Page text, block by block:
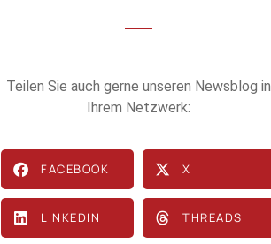
Teilen Sie auch gerne unseren Newsblog in
Ihrem Netzwerk:
FACEBOOK X
LINKEDIN THREADS